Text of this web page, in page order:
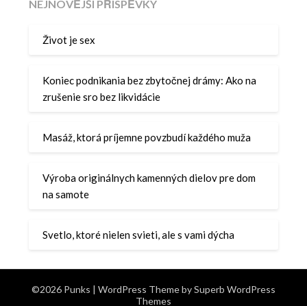
NEJNOVĚJŠÍ PŘÍSPĚVKY
Život je sex
Koniec podnikania bez zbytočnej drámy: Ako na
zrušenie sro bez likvidácie
Masáž, ktorá príjemne povzbudí každého muža
Výroba originálnych kamenných dielov pre dom
na samote
Svetlo, ktoré nielen svieti, ale s vami dýcha
©2026 Punks | WordPress Theme bySuperb WordPress
Themes